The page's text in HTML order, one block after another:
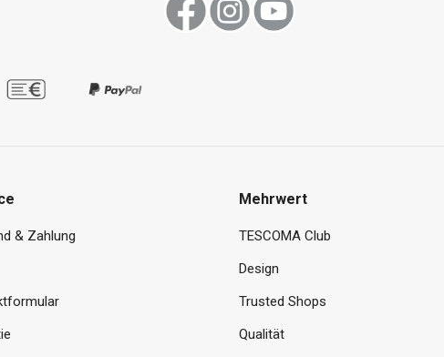
& Zahlung
Mehrwert
TESCOMA Club
Design
Trusted Shops
Qualität